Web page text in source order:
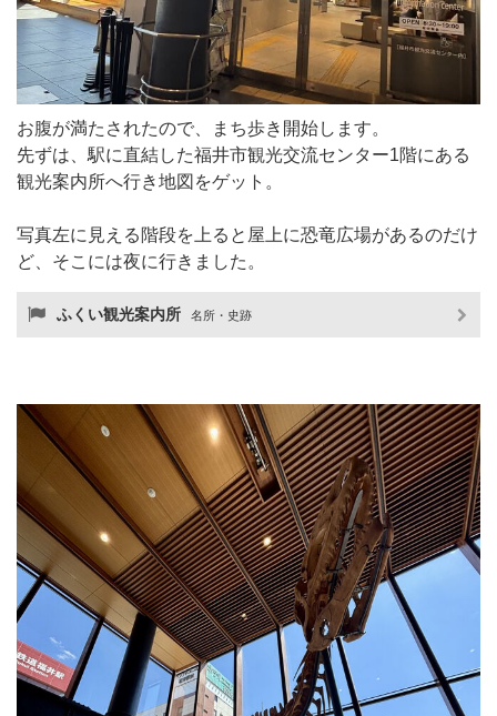
お腹が満たされたので、まち歩き開始します。
先ずは、駅に直結した福井市観光交流センター1階にある
観光案内所へ行き地図をゲット。
写真左に見える階段を上ると屋上に恐竜広場があるのだけ
ど、そこには夜に行きました。
ふくい観光案内所 名所・史跡